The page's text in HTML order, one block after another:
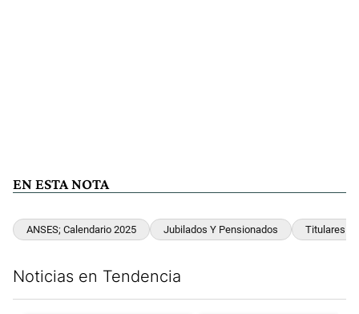
EN ESTA NOTA
ANSES; Calendario 2025 Jubilados Y Pensionados Titulares
Noticias en Tendencia